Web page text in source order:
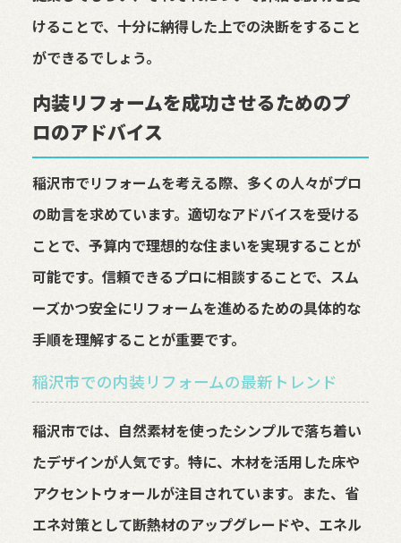
けることで、十分に納得した上での決断をすること
ができるでしょう。
内装リフォームを成功させるためのプ
ロのアドバイス
稲沢市でリフォームを考える際、多くの人々がプロ
の助言を求めています。適切なアドバイスを受ける
ことで、予算内で理想的な住まいを実現することが
可能です。信頼できるプロに相談することで、スム
ーズかつ安全にリフォームを進めるための具体的な
手順を理解することが重要です。
稲沢市での内装リフォームの最新トレンド
稲沢市では、自然素材を使ったシンプルで落ち着い
たデザインが人気です。特に、木材を活用した床や
アクセントウォールが注目されています。また、省
エネ対策として断熱材のアップグレードや、エネル